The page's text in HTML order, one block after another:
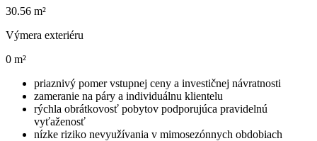
30.56 m²
Výmera exteriéru
0 m²
priaznivý pomer vstupnej ceny a investičnej návratnosti
zameranie na páry a individuálnu klientelu
rýchla obrátkovosť pobytov podporujúca pravidelnú
vyťaženosť
nízke riziko nevyužívania v mimosezónnych obdobiach